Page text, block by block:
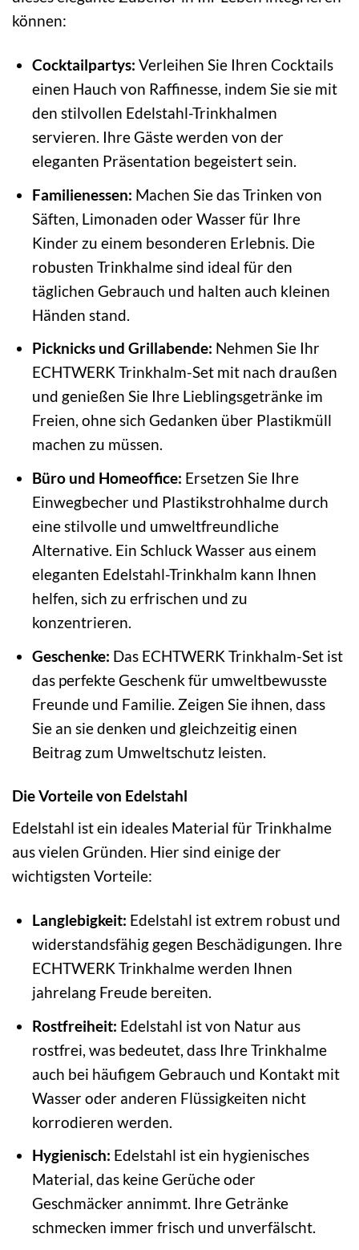
können:
Cocktailpartys: Verleihen Sie Ihren Cocktails
einen Hauch von Raffinesse, indem Sie sie mit
den stilvollen Edelstahl-Trinkhalmen
servieren. Ihre Gäste werden von der
eleganten Präsentation begeistert sein.
Familienessen: Machen Sie das Trinken von
Säften, Limonaden oder Wasser für Ihre
Kinder zu einem besonderen Erlebnis. Die
robusten Trinkhalme sind ideal für den
täglichen Gebrauch und halten auch kleinen
Händen stand.
Picknicks und Grillabende: Nehmen Sie Ihr
ECHTWERK Trinkhalm-Set mit nach draußen
und genießen Sie Ihre Lieblingsgetränke im
Freien, ohne sich Gedanken über Plastikmüll
machen zu müssen.
Büro und Homeoffice: Ersetzen Sie Ihre
Einwegbecher und Plastikstrohhalme durch
eine stilvolle und umweltfreundliche
Alternative. Ein Schluck Wasser aus einem
eleganten Edelstahl-Trinkhalm kann Ihnen
helfen, sich zu erfrischen und zu
konzentrieren.
Geschenke: Das ECHTWERK Trinkhalm-Set ist
das perfekte Geschenk für umweltbewusste
Freunde und Familie. Zeigen Sie ihnen, dass
Sie an sie denken und gleichzeitig einen
Beitrag zum Umweltschutz leisten.
Die Vorteile von Edelstahl
Edelstahl ist ein ideales Material für Trinkhalme
aus vielen Gründen. Hier sind einige der
wichtigsten Vorteile:
Langlebigkeit: Edelstahl ist extrem robust und
widerstandsfähig gegen Beschädigungen. Ihre
ECHTWERK Trinkhalme werden Ihnen
jahrelang Freude bereiten.
Rostfreiheit: Edelstahl ist von Natur aus
rostfrei, was bedeutet, dass Ihre Trinkhalme
auch bei häufigem Gebrauch und Kontakt mit
Wasser oder anderen Flüssigkeiten nicht
korrodieren werden.
Hygienisch: Edelstahl ist ein hygienisches
Material, das keine Gerüche oder
Geschmäcker annimmt. Ihre Getränke
schmecken immer frisch und unverfälscht.